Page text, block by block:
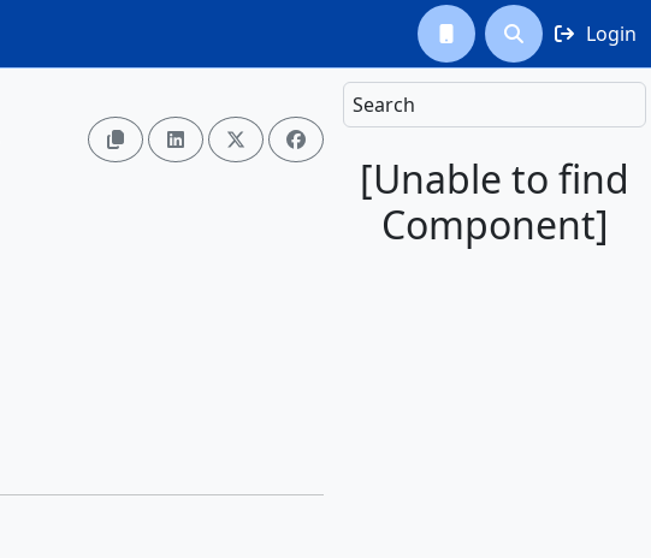
  Login
Search
[Unable to find
Component]
   